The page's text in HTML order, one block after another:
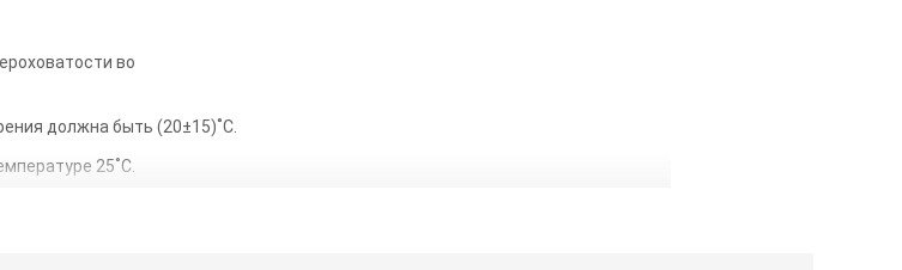
во
должна быть (20±15)˚С.
25˚С.
не допускается.